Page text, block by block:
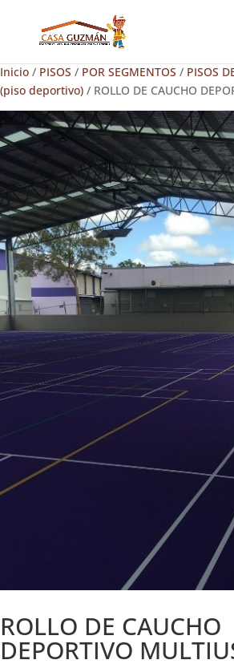
Inicio / PISOS / POR SEGMENTOS / PISOS
(piso deportivo) / ROLLO DE CAUCHO
ROLLO DE CAUCHO
DEPORTIVO